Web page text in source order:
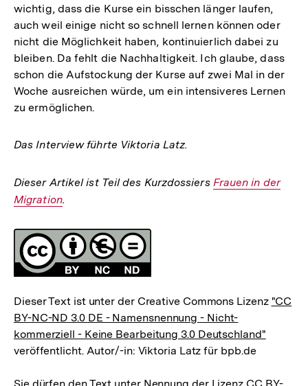
wichtig, dass die Kurse ein bisschen länger laufen,
auch weil einige nicht so schnell lernen können oder
nicht die Möglichkeit haben, kontinuierlich dabei zu
bleiben. Da fehlt die Nachhaltigkeit. Ich glaube, dass
schon die Aufstockung der Kurse auf zwei Mal in der
Woche ausreichen würde, um ein intensiveres Lernen
zu ermöglichen.
Das Interview führte Viktoria Latz.
Dieser Artikel ist Teil des Kurzdossiers Interner
Frauen in der
Migration.
Fussnoten
Lizenz
Dieser Text ist unter der Creative Commons Lizenz "CC
BY-NC-ND 3.0 DE - Namensnennung - Nicht-
kommerziell - Keine Bearbeitung 3.0 Deutschland"
veröffentlicht. Autor/-in: Viktoria Latz für bpb.de